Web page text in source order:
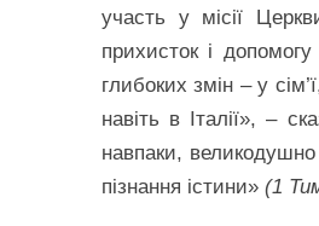
участь у місії
прихисток і
глибоких змін – у
навіть в Італії», –
навпаки,
пізнання істини» (1